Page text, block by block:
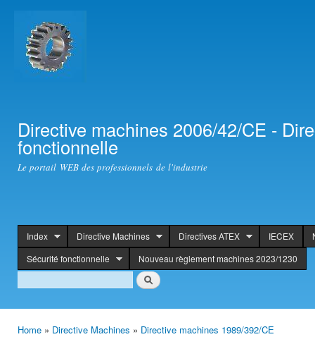
Directive machines 2006/42/CE -
fonctionnelle
Le portail WEB des professionnels de l'industrie
header
Index Directive Machines Directives ATEX IECEX
Sécurité fonctionnelle
Nouveau règlement machines 2023/1230
Rechercher
Search
Home » Directive Machines » Directive machines 1989/392/CE